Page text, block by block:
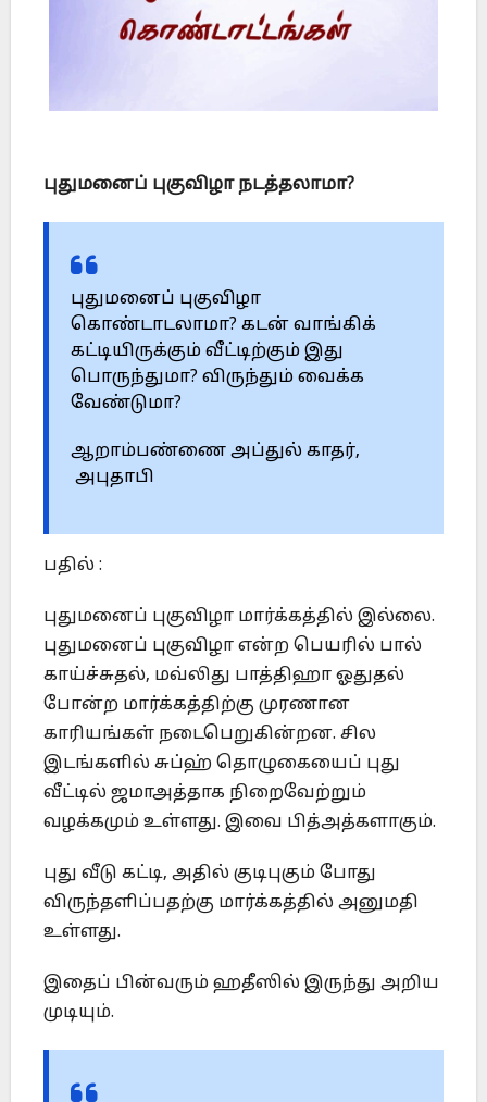
புதுமனைப் புகுவிழா நடத்தலாமா?
புதுமனைப் புகுவிழா
கொண்டாடலாமா? கடன் வாங்கிக்
கட்டியிருக்கும் வீட்டிற்கும் இது
பொருந்துமா? விருந்தும் வைக்க
வேண்டுமா?
ஆறாம்பண்ணை அப்துல் காதர்,
அபுதாபி
பதில் :
புதுமனைப் புகுவிழா மார்க்கத்தில் இல்லை.
புதுமனைப் புகுவிழா என்ற பெயரில் பால்
காய்ச்சுதல், மவ்லிது பாத்திஹா ஓதுதல்
போன்ற மார்க்கத்திற்கு முரணான
காரியங்கள் நடைபெறுகின்றன. சில
இடங்களில் சுப்ஹ் தொழுகையைப் புது
வீட்டில் ஜமாஅத்தாக நிறைவேற்றும்
வழக்கமும் உள்ளது. இவை பித்அத்களாகும்.
புது வீடு கட்டி, அதில் குடிபுகும் போது
விருந்தளிப்பதற்கு மார்க்கத்தில் அனுமதி
உள்ளது.
இதைப் பின்வரும் ஹதீஸில் இருந்து அறிய
முடியும்.